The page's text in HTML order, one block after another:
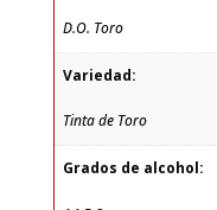
D.O. Toro
Variedad:
Tinta de Toro
Grados de alcohol: